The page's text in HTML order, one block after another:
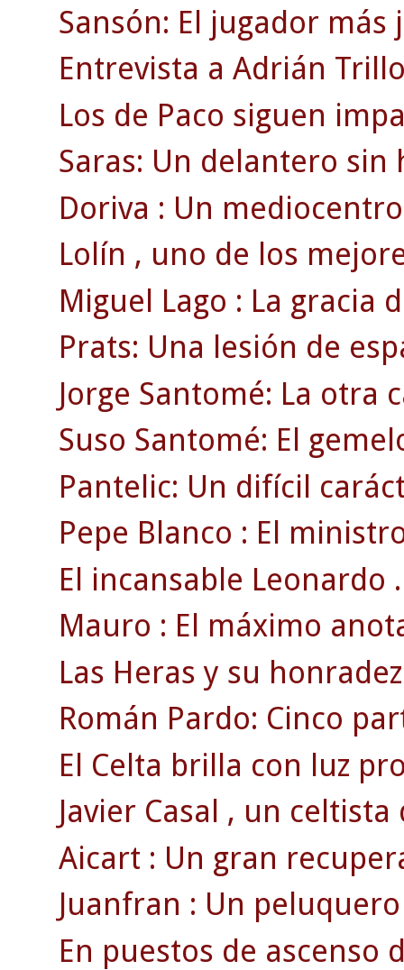
Sansón: El jugador
Entrevista a Adrián
Los de Paco siguen
Saras: Un delantero sin
Doriva : Un
Lolín , uno de los
Miguel Lago : La gracia
Prats: Una lesión de
Jorge Santomé: La otra
Suso Santomé: El
Pantelic: Un difícil
Pepe Blanco : El
El incansable Leonardo .
Mauro : El máximo
Las Heras y su
Román Pardo: Cinco
El Celta brilla con luz
Javier Casal , un celtista
Aicart : Un gran
Juanfran : Un
En puestos de ascenso